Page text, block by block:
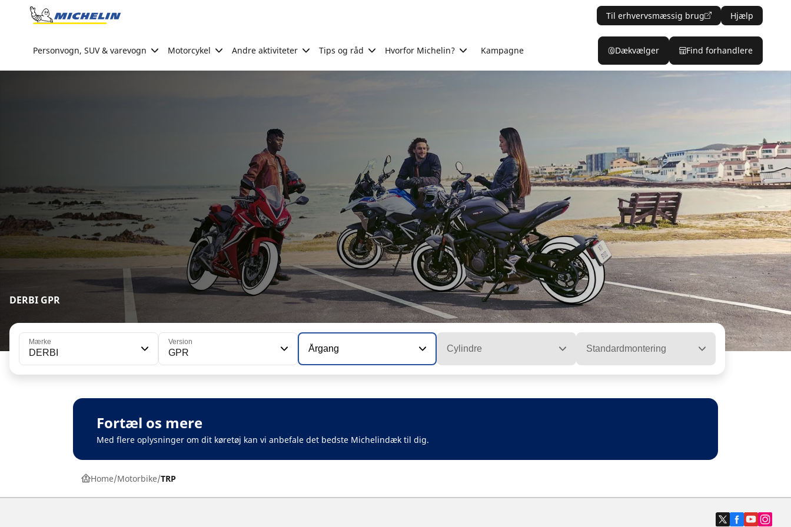
Go to page content
Til erhvervsmæssig brug Hjælp
Personvogn, SUV & varevogn Motorcykel Andre aktiviteter Tips og råd Hvorfor Michelin? Kampagne Dækvælger Find forhandlere
DERBI GPR
Mærke
DERBI
Version
GPR Årgang Cylindre Standardmontering
Fortæl os mere
Med flere oplysninger om dit køretøj kan vi anbefale det bedste Michelindæk til dig.
Home Motorbike TRP